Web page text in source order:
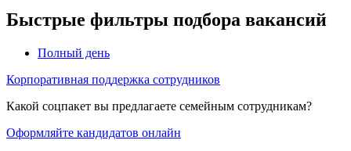
Быстрые фильтры подбора вакансий
Полный день
Корпоративная поддержка сотрудников
Какой соцпакет вы предлагаете семейным сотрудникам?
Оформляйте кандидатов онлайн